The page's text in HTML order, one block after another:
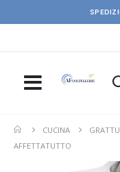
CUCINA
AFFETTATUTTO